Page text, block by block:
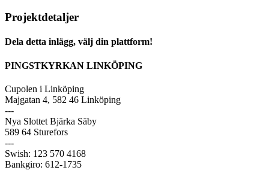
Projektdetaljer
Dela detta inlägg, välj din plattform!
Facebook
X
Reddit
LinkedIn
WhatsApp
Tumblr
Pinterest
Vk
E-
PINGSTKYRKAN LINKÖPING
Cupolen i Linköping
Majgatan 4, 582 46 Linköping
---
Nya Slottet Bjärka Säby
589 64 Sturefors
---
Swish: 123 570 4168
Bankgiro: 612-1735